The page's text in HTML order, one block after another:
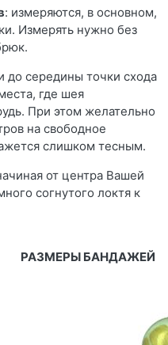
: измеряются, в основном,
Измерять нужно без
до середины точки схода
где шея
При этом желательно
на свободное
слишком тесным.
от центра Вашей
согнутого локтя к